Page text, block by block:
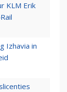
KLM Erik
Izhavia in